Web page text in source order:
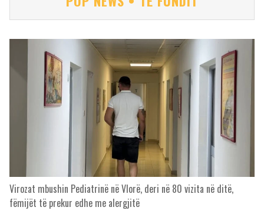
Virozat mbushin Pediatrinë në Vlorë, deri në 80 vizita në ditë,
fëmijët të prekur edhe me alergjitë